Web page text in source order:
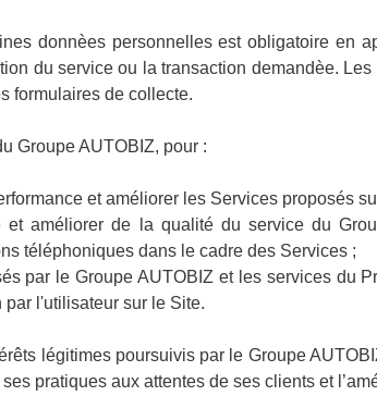
donnèes personnelles est obligatoire en
du service ou la transaction demandèe.
formulaires de collecte.
Groupe AUTOBIZ, pour :
et améliorer les Services proposés
améliorer de la qualité du service du
téléphoniques dans le cadre des Services ;
par le Groupe AUTOBIZ et les services du
l'utilisateur sur le Site.
légitimes poursuivis par le Groupe
pratiques aux attentes de ses clients et